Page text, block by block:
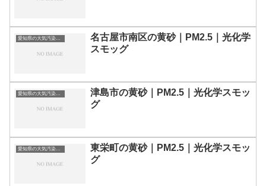
愛知県の大気汚染・PM2.5・黄砂・エアロゾルの数値
名古屋市南区の黄砂｜PM2.5｜光化学
スモッグ
愛知県の大気汚染・PM2.5・黄砂・エアロゾルの数値
津島市の黄砂｜PM2.5｜光化学スモッ
グ
愛知県の大気汚染・PM2.5・黄砂・エアロゾルの数値
東栄町の黄砂｜PM2.5｜光化学スモッ
グ